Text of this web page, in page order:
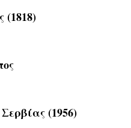
(1818)
Σερβίας (1956)